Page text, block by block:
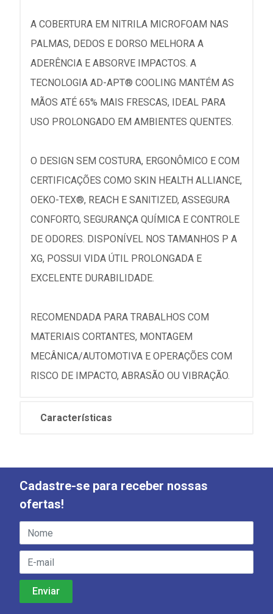
A COBERTURA EM NITRILA MICROFOAM NAS
PALMAS, DEDOS E DORSO MELHORA A
ADERÊNCIA E ABSORVE IMPACTOS. A
TECNOLOGIA AD-APT® COOLING MANTÉM AS
MÃOS ATÉ 65% MAIS FRESCAS, IDEAL PARA
USO PROLONGADO EM AMBIENTES QUENTES.
O DESIGN SEM COSTURA, ERGONÔMICO E COM
CERTIFICAÇÕES COMO SKIN HEALTH ALLIANCE,
OEKO-TEX®, REACH E SANITIZED, ASSEGURA
CONFORTO, SEGURANÇA QUÍMICA E CONTROLE
DE ODORES. DISPONÍVEL NOS TAMANHOS P A
XG, POSSUI VIDA ÚTIL PROLONGADA E
EXCELENTE DURABILIDADE.
RECOMENDADA PARA TRABALHOS COM
MATERIAIS CORTANTES, MONTAGEM
MECÂNICA/AUTOMOTIVA E OPERAÇÕES COM
RISCO DE IMPACTO, ABRASÃO OU VIBRAÇÃO.
Características
Cadastre-se para receber nossas
ofertas!